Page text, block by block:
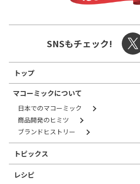
SNSもチェック!
トップ
マコーミックについて
日本でのマコーミック
商品開発のヒミツ
ブランドヒストリー
トピックス
レシピ